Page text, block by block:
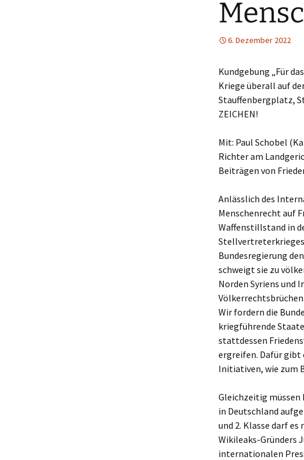
6. Dezember 2022
Kundgebung „Für
Kriege überall auf
Stauffenbergplatz,
ZEICHEN!
Mit: Paul Schobel
Richter am
Beiträgen von
Anlässlich des
Menschenrecht auf
Waffenstillstand in
Stellvertreterkrieges
Bundesregierung
schweigt sie zu
Norden Syriens und
Völkerrechtsbrüchen.
Wir fordern die
kriegführende
stattdessen
ergreifen. Dafür gibt
Initiativen, wie zum
Gleichzeitig
in Deutschland
und 2. Klasse darf
Wikileaks-Gründers
internationalen